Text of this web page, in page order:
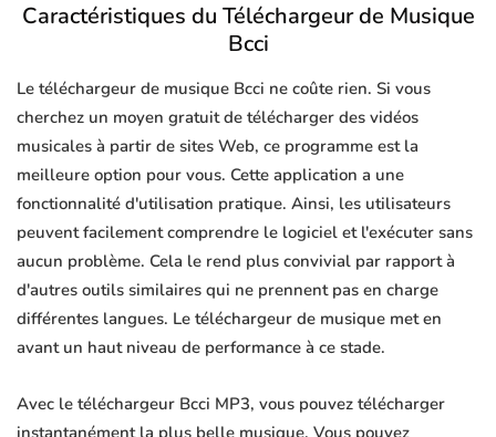
Caractéristiques du Téléchargeur de Musique
Bcci
Le téléchargeur de musique Bcci ne coûte rien. Si vous
cherchez un moyen gratuit de télécharger des vidéos
musicales à partir de sites Web, ce programme est la
meilleure option pour vous. Cette application a une
fonctionnalité d'utilisation pratique. Ainsi, les utilisateurs
peuvent facilement comprendre le logiciel et l'exécuter sans
aucun problème. Cela le rend plus convivial par rapport à
d'autres outils similaires qui ne prennent pas en charge
différentes langues. Le téléchargeur de musique met en
avant un haut niveau de performance à ce stade.
Avec le téléchargeur Bcci MP3, vous pouvez télécharger